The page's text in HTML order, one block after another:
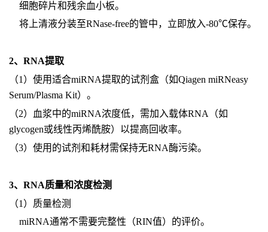
细胞碎片和残余血小板。
将上清液分装至RNase-free的管中，立即放入-80℃保存。
2、RNA提取
（1）使用适合miRNA提取的试剂盒（如Qiagen miRNeasy
Serum/Plasma Kit）。
（2）血浆中的miRNA浓度低，需加入载体RNA（如
glycogen或线性丙烯酰胺）以提高回收率。
（3）使用的试剂和耗材需保持无RNA酶污染。
3、RNA质量和浓度检测
（1）质量检测
miRNA通常不需要完整性（RIN值）的评价。